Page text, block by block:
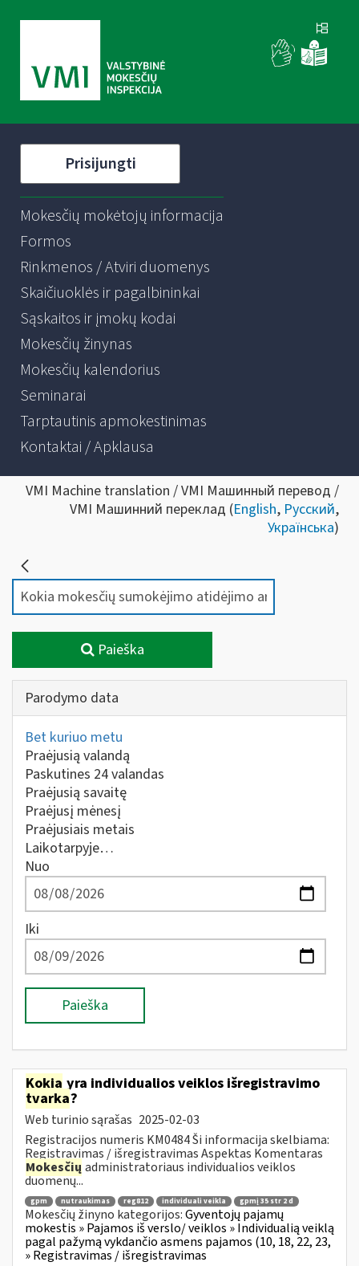
Prisijungti
Mokesčių mokėtojų informacija
Formos
Rinkmenos / Atviri duomenys
Skaičiuoklės ir pagalbininkai
Sąskaitos ir įmokų kodai
Mokesčių žinynas
Mokesčių kalendorius
Seminarai
Tarptautinis apmokestinimas
Kontaktai / Apklausa
VMI Machine translation / VMI Машинный перевод /
VMI Машинний переклад (English, Русский,
Українська)
Paieška
Parodymo data
Bet kuriuo metu
Praėjusią valandą
Paskutines 24 valandas
Praėjusią savaitę
Praėjusį mėnesį
Praėjusiais metais
Laikotarpyje…
Nuo
Iki
Paieška
Kokia yra individualios veiklos išregistravimo
tvarka?
Web turinio sąrašas 2025-02-03
Registracijos numeris KM0484 Ši informacija skelbiama:
Registravimas / išregistravimas Aspektas Komentaras
Mokesčių administratoriaus individualios veiklos
duomenų...
gpm nutraukimas reg812 individuali veikla gpmį 35 str 2 d
Mokesčių žinyno kategorijos:Gyventojų pajamų
mokestis » Pajamos iš verslo/ veiklos » Individualią veiklą
pagal pažymą vykdančio asmens pajamos (10, 18, 22, 23,
» Registravimas / išregistravimas